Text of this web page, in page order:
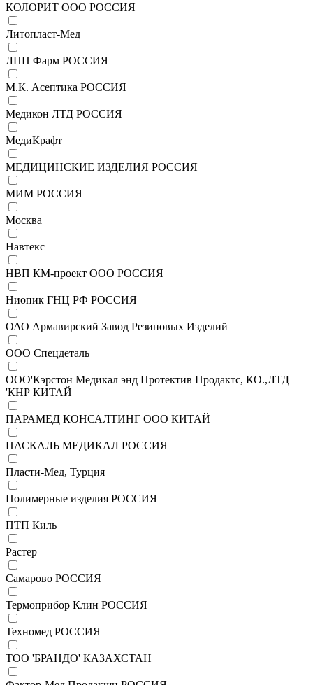
КОЛОРИТ ООО РОССИЯ
Литопласт-Мед
ЛПП Фарм РОССИЯ
М.К. Асептика РОССИЯ
Медикон ЛТД РОССИЯ
МедиКрафт
МЕДИЦИНСКИЕ ИЗДЕЛИЯ РОССИЯ
МИМ РОССИЯ
Москва
Навтекс
НВП КМ-проект ООО РОССИЯ
Ниопик ГНЦ РФ РОССИЯ
ОАО Армавирский Завод Резиновых Изделий
ООО Спецдеталь
ООО'Кэрстон Медикал энд Протектив Продактс, КО.,ЛТД
'КНР КИТАЙ
ПАРАМЕД КОНСАЛТИНГ ООО КИТАЙ
ПАСКАЛЬ МЕДИКАЛ РОССИЯ
Пласти-Мед, Турция
Полимерные изделия РОССИЯ
ПТП Киль
Растер
Самарово РОССИЯ
Термоприбор Клин РОССИЯ
Техномед РОССИЯ
ТОО 'БРАНДО' КАЗАХСТАН